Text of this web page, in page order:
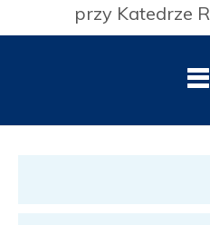
przy Katedrze